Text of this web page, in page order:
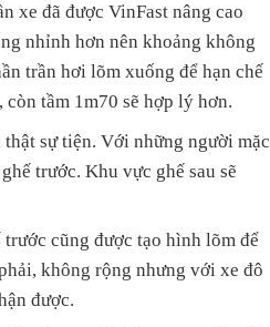
xe đã được VinFast nâng cao
nhỉnh hơn nên khoảng không
trần hơi lõm xuống để hạn chế
tầm 1m70 sẽ hợp lý hơn.
sự tiện. Với những người mặc
trước. Khu vực ghế sau sẽ
trước cũng được tạo hình lõm để
không rộng nhưng với xe đô
được.